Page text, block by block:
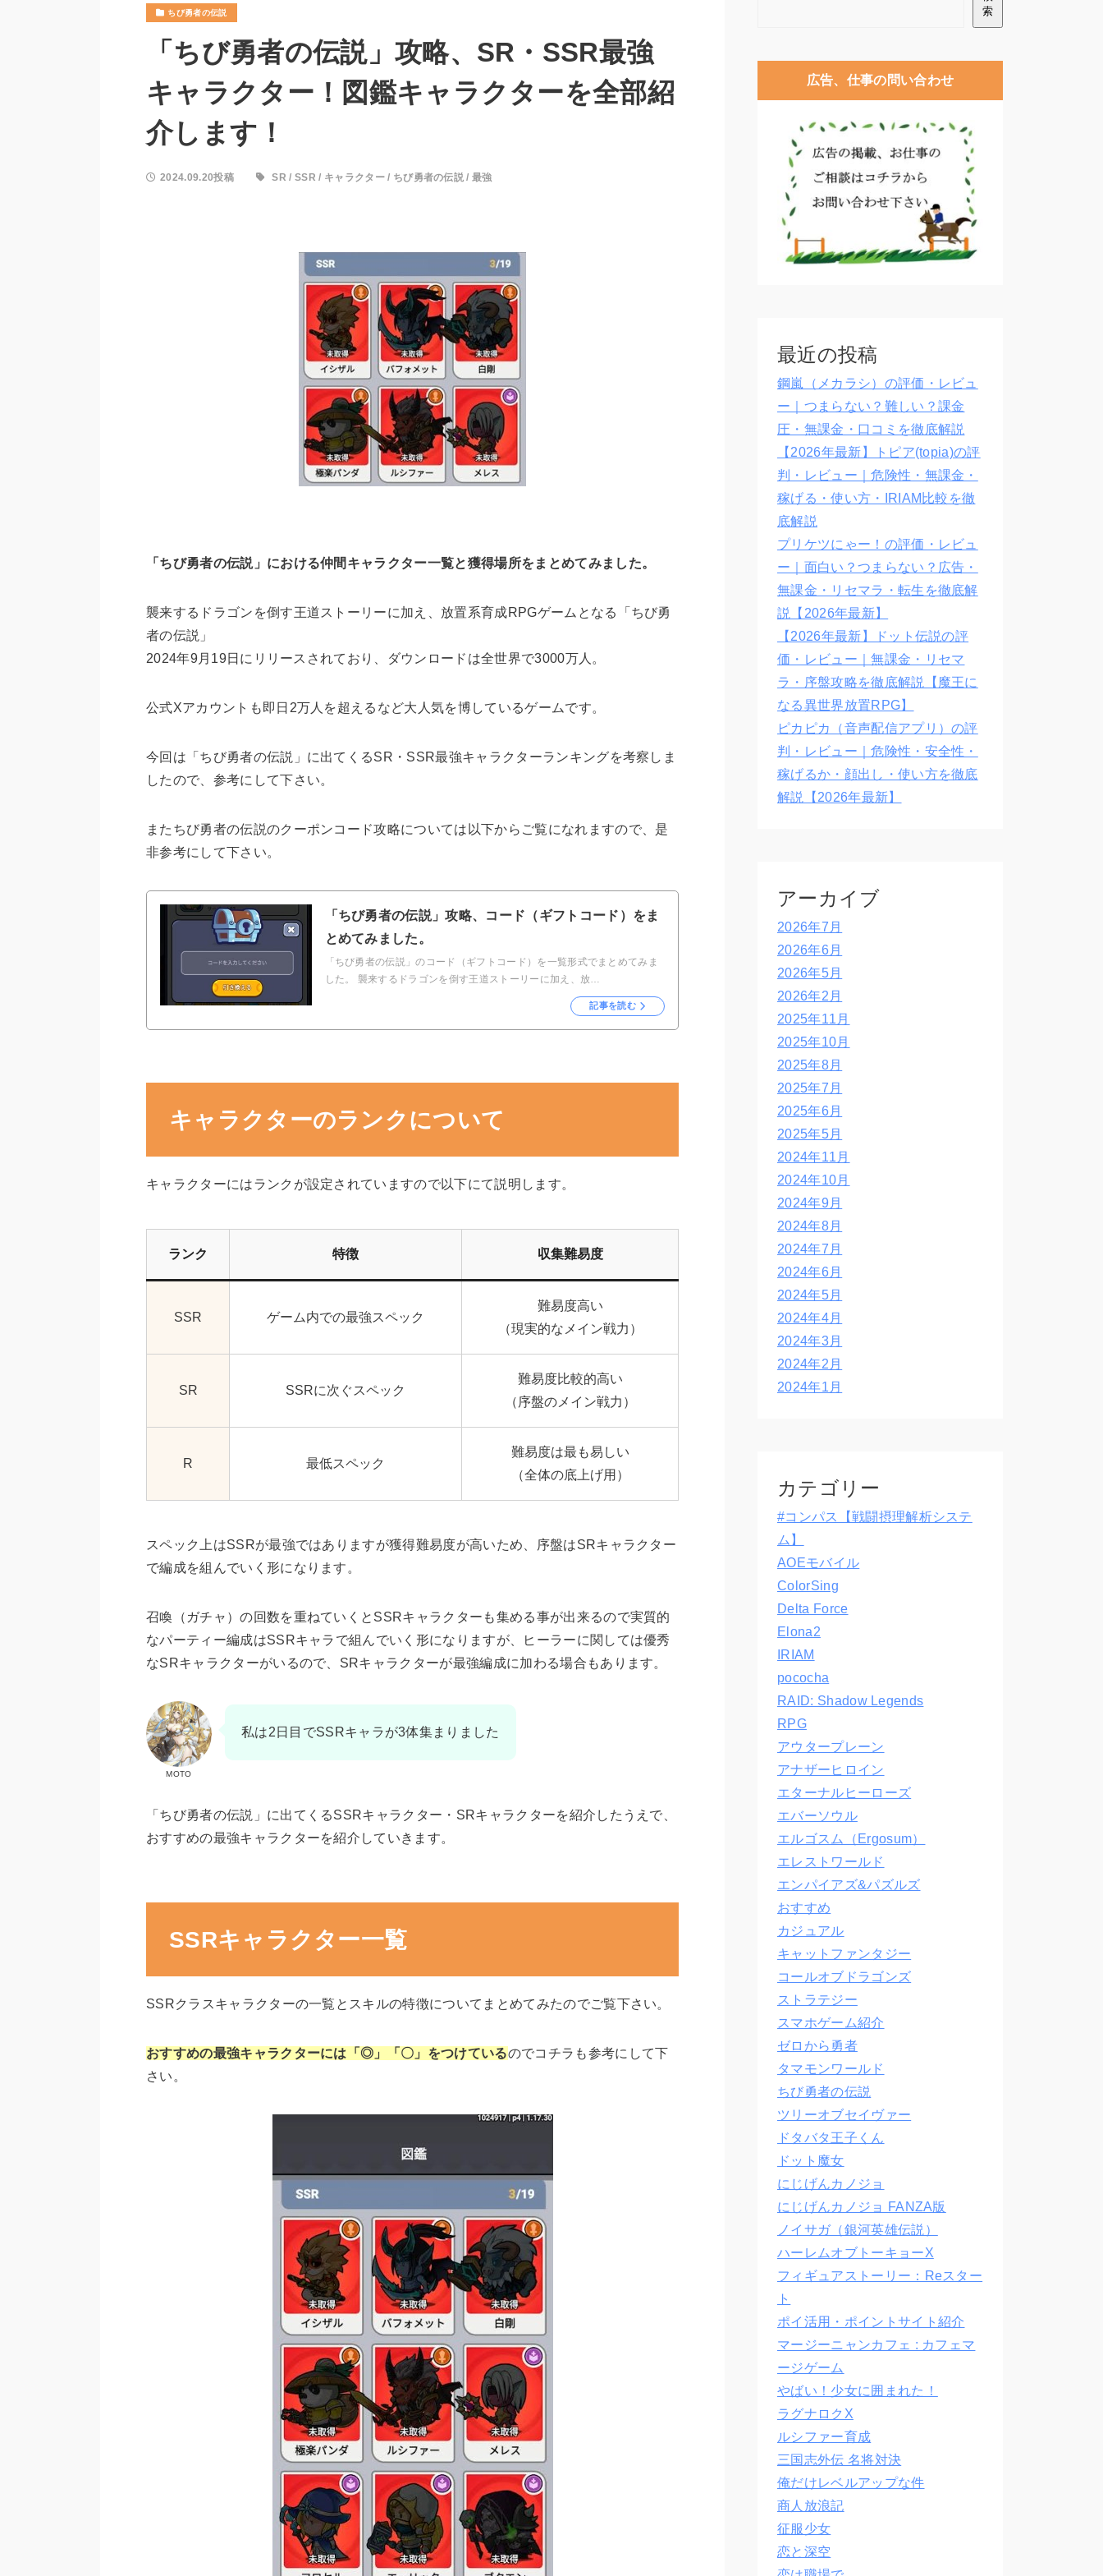
ちび勇者の伝説
「ちび勇者の伝説」攻略、SR・SSR最強
キャラクター！図鑑キャラクターを全部紹
介します！
2024.09.20投稿 SR /SSR / キャラクター/ ちび勇者の伝説 /最強
「ちび勇者の伝説」における仲間キャラクター一覧と獲得場所をまとめてみました。
襲来するドラゴンを倒す王道ストーリーに加え、放置系育成RPGゲームとなる「ちび勇
者の伝説」
2024年9月19日にリリースされており、ダウンロードは全世界で3000万人。
公式Xアカウントも即日2万人を超えるなど大人気を博しているゲームです。
今回は「ちび勇者の伝説」に出てくるSR・SSR最強キャラクターランキングを考察しま
したので、参考にして下さい。
またちび勇者の伝説のクーポンコード攻略については以下からご覧になれますので、是
非参考にして下さい。
「ちび勇者の伝説」攻略、コード（ギフトコード）をま
とめてみました。
「ちび勇者の伝説」のコード（ギフトコード）を一覧形式でまとめてみま
した。 襲来するドラゴンを倒す王道ストーリーに加え、放…
記事を読む
キャラクターのランクについて
キャラクターにはランクが設定されていますので以下にて説明します。
ランク 特徴 収集難易度
SSR ゲーム内での最強スペック
難易度高い
（現実的なメイン戦力）
SR SSRに次ぐスペック
難易度比較的高い
（序盤のメイン戦力）
R 最低スペック
難易度は最も易しい
（全体の底上げ用）
スペック上はSSRが最強ではありますが獲得難易度が高いため、序盤はSRキャラクター
で編成を組んでいく形になります。
召喚（ガチャ）の回数を重ねていくとSSRキャラクターも集める事が出来るので実質的
なパーティー編成はSSRキャラで組んでいく形になりますが、ヒーラーに関しては優秀
なSRキャラクターがいるので、SRキャラクターが最強編成に加わる場合もあります。
MOTO
私は2日目でSSRキャラが3体集まりました
「ちび勇者の伝説」に出てくるSSRキャラクター・SRキャラクターを紹介したうえで、
おすすめの最強キャラクターを紹介していきます。
SSRキャラクター一覧
SSRクラスキャラクターの一覧とスキルの特徴についてまとめてみたのでご覧下さい。
おすすめの最強キャラクターには「◎」「〇」をつけているのでコチラも参考にして下
さい。
索
広告、仕事の問い合わせ
最近の投稿
鋼嵐（メカラシ）の評価・レビュ
ー｜つまらない？難しい？課金
圧・無課金・口コミを徹底解説
【2026年最新】トピア(topia)の評
判・レビュー｜危険性・無課金・
稼げる・使い方・IRIAM比較を徹
底解説
プリケツにゃー！の評価・レビュ
ー｜面白い？つまらない？広告・
無課金・リセマラ・転生を徹底解
説【2026年最新】
【2026年最新】ドット伝説の評
価・レビュー｜無課金・リセマ
ラ・序盤攻略を徹底解説【魔王に
なる異世界放置RPG】
ピカピカ（音声配信アプリ）の評
判・レビュー｜危険性・安全性・
稼げるか・顔出し・使い方を徹底
解説【2026年最新】
アーカイブ
2026年7月
2026年6月
2026年5月
2026年2月
2025年11月
2025年10月
2025年8月
2025年7月
2025年6月
2025年5月
2024年11月
2024年10月
2024年9月
2024年8月
2024年7月
2024年6月
2024年5月
2024年4月
2024年3月
2024年2月
2024年1月
カテゴリー
#コンパス【戦闘摂理解析システ
ム】
AOEモバイル
ColorSing
Delta Force
Elona2
IRIAM
pococha
RAID: Shadow Legends
RPG
アウタープレーン
アナザーヒロイン
エターナルヒーローズ
エバーソウル
エルゴスム（Ergosum）
エレストワールド
エンパイアズ&パズルズ
おすすめ
カジュアル
キャットファンタジー
コールオブドラゴンズ
ストラテジー
スマホゲーム紹介
ゼロから勇者
タマモンワールド
ちび勇者の伝説
ツリーオブセイヴァー
ドタバタ王子くん
ドット魔女
にじげんカノジョ
にじげんカノジョ FANZA版
ノイサガ（銀河英雄伝説）
ハーレムオブトーキョーX
フィギュアストーリー：Reスター
ト
ポイ活用・ポイントサイト紹介
マージーニャンカフェ : カフェマ
ージゲーム
やばい！少女に囲まれた！
ラグナロクX
ルシファー育成
三国志外伝 名将対決
俺だけレベルアップな件
商人放浪記
征服少女
恋と深空